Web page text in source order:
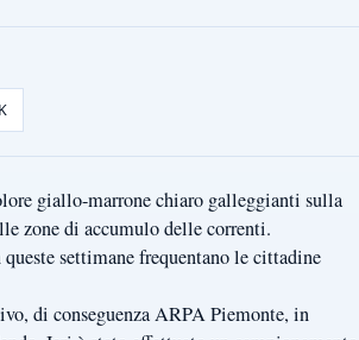
giallo-marrone chiaro galleggianti sulla
zone di accumulo delle correnti.
settimane frequentano le cittadine
di conseguenza ARPA Piemonte, in